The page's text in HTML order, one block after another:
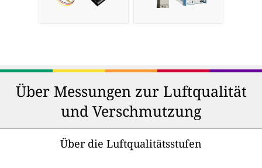
Über Messungen zur Luftqualität
und Verschmutzung
Über die Luftqualitätsstufen